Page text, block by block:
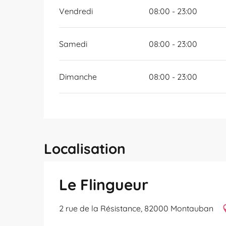
Vendredi 08:00 - 23:00
Samedi 08:00 - 23:00
Dimanche 08:00 - 23:00
Localisation
Le Flingueur
2 rue de la Résistance, 82000 Montauban